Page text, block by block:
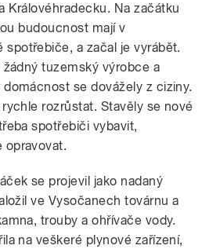
Královéhradecku. Na začátku
budoucnost mají v
a začal je vyrábět.
tuzemský výrobce a
se dovážely z ciziny.
rozrůstat. Stavěly se nové
spotřebiči vybavit,
opravovat.
se projevil jako nadaný
ve Vysočanech továrnu a
trouby a ohřívače vody.
na veškeré plynové zařízení,